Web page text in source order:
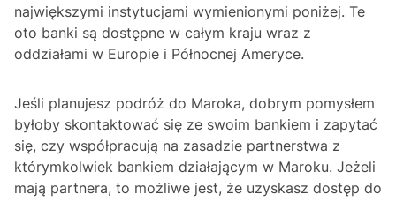
największymi instytucjami wymienionymi poniżej. Te
oto banki są dostępne w całym kraju wraz z
oddziałami w Europie i Północnej Ameryce.
Jeśli planujesz podróż do Maroka, dobrym pomysłem
byłoby skontaktować się ze swoim bankiem i zapytać
się, czy współpracują na zasadzie partnerstwa z
którymkolwiek bankiem działającym w Maroku. Jeżeli
mają partnera, to możliwe jest, że uzyskasz dostęp do